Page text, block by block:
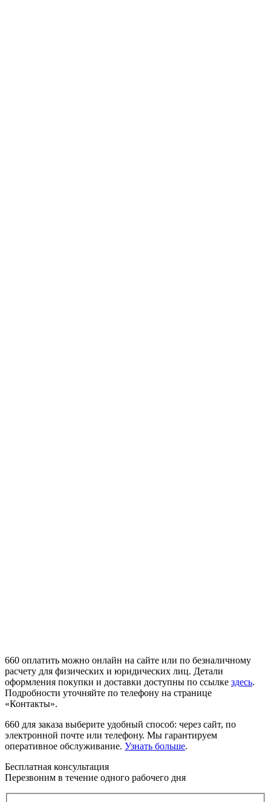
660 оплатить можно онлайн на сайте или по безналичному
расчету для физических и юридических лиц. Детали
оформления покупки и доставки доступны по ссылке здесь.
Подробности уточняйте по телефону на странице
«Контакты».
660 для заказа выберите удобный способ: через сайт, по
электронной почте или телефону. Мы гарантируем
оперативное обслуживание. Узнать больше.
Бесплатная консультация
Перезвоним в течение одного рабочего дня